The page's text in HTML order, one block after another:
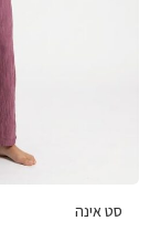
סט אינה